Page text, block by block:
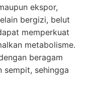
ekspor,
bergizi, belut
memperkuat
metabolisme.
beragam
sempit, sehingga